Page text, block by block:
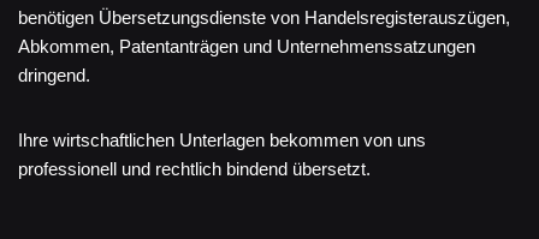
benötigen Übersetzungsdienste von Handelsregisterauszügen,
Abkommen, Patentanträgen und Unternehmenssatzungen
dringend.
Ihre wirtschaftlichen Unterlagen bekommen von uns
professionell und rechtlich bindend übersetzt.